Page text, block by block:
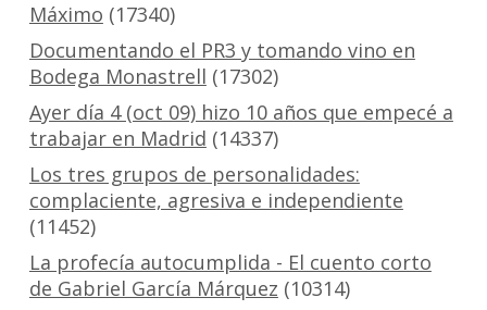
Máximo (17340)
Documentando el PR3 y tomando vino en
Bodega Monastrell (17302)
Ayer día 4 (oct 09) hizo 10 años que empecé a
trabajar en Madrid (14337)
Los tres grupos de personalidades:
complaciente, agresiva e independiente
(11452)
La profecía autocumplida - El cuento corto
de Gabriel García Márquez (10314)